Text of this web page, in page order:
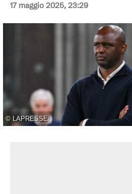
17 maggio 2025, 23:29
© LAPRESSE